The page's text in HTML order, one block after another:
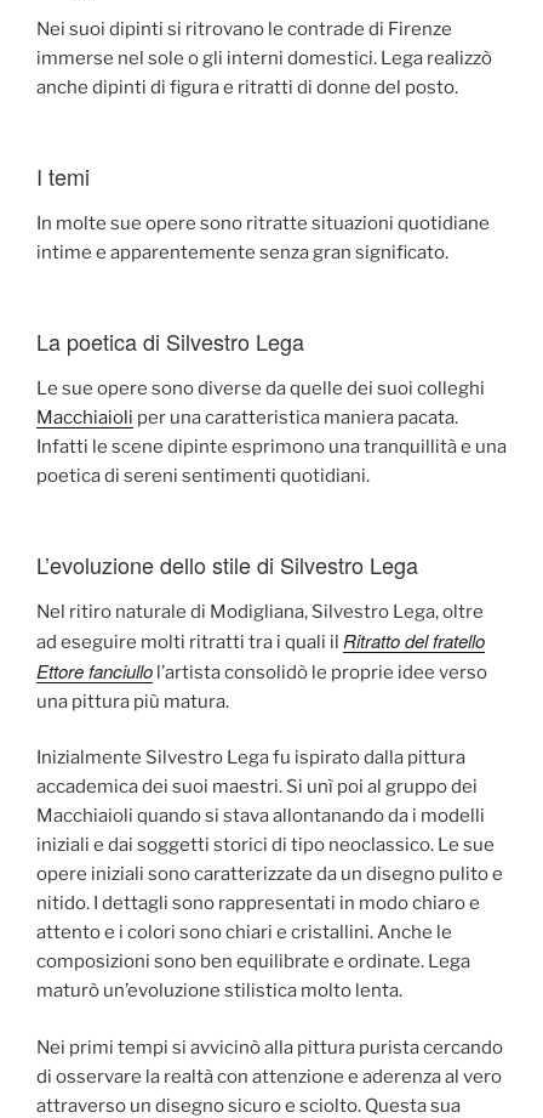
Nei suoi dipinti si ritrovano le contrade di Firenze
immerse nel sole o gli interni domestici. Lega realizzò
anche dipinti di figura e ritratti di donne del posto.
I temi
In molte sue opere sono ritratte situazioni quotidiane
intime e apparentemente senza gran significato.
La poetica di Silvestro Lega
Le sue opere sono diverse da quelle dei suoi colleghi
Macchiaioli per una caratteristica maniera pacata.
Infatti le scene dipinte esprimono una tranquillità e una
poetica di sereni sentimenti quotidiani.
L’evoluzione dello stile di Silvestro Lega
Nel ritiro naturale di Modigliana, Silvestro Lega, oltre
ad eseguire molti ritratti tra i quali il Ritratto del fratello
Ettore fanciullo l’artista consolidò le proprie idee verso
una pittura più matura.
Inizialmente Silvestro Lega fu ispirato dalla pittura
accademica dei suoi maestri. Si unì poi al gruppo dei
Macchiaioli quando si stava allontanando da i modelli
iniziali e dai soggetti storici di tipo neoclassico. Le sue
opere iniziali sono caratterizzate da un disegno pulito e
nitido. I dettagli sono rappresentati in modo chiaro e
attento e i colori sono chiari e cristallini. Anche le
composizioni sono ben equilibrate e ordinate. Lega
maturò un’evoluzione stilistica molto lenta.
Nei primi tempi si avvicinò alla pittura purista cercando
di osservare la realtà con attenzione e aderenza al vero
attraverso un disegno sicuro e sciolto. Questa sua